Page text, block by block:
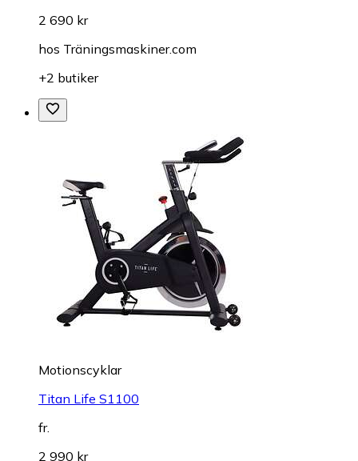
2 690 kr
hos Träningsmaskiner.com
+2 butiker
Motionscyklar
Titan Life S1100
fr.
2 990 kr